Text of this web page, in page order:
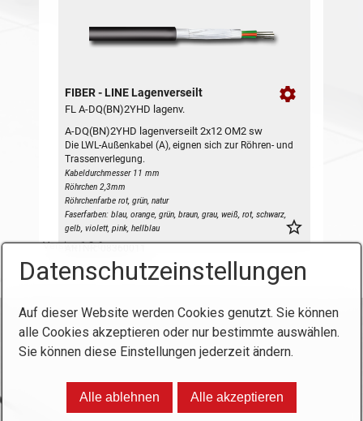
Startseite Kontakt Impressum
Produkte
So finden Sie uns
Intern
© 2023 ANT Handels- und Dienstleistungs GmbH
Datenschutzeinstellungen
Auf dieser Website werden Cookies genutzt. Sie können
alle Cookies akzeptieren oder nur bestimmte auswählen.
Sie können diese Einstellungen jederzeit ändern.
Alle ablehnen Alle akzeptieren